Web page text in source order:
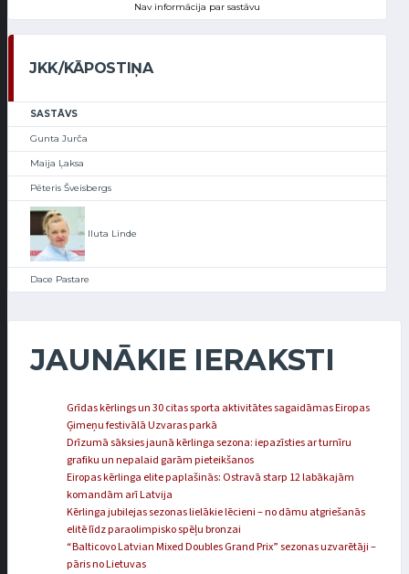
Nav informācija par sastāvu
JKK/KĀPOSTIŅA
SASTĀVS
Gunta Jurča
Maija Ļaksa
Pēteris Šveisbergs
Iluta Linde
Dace Pastare
JAUNĀKIE IERAKSTI
Grīdas kērlings un 30 citas sporta aktivitātes sagaidāmas Eiropas
Ģimeņu festivālā Uzvaras parkā
Drīzumā sāksies jaunā kērlinga sezona: iepazīsties ar turnīru
grafiku un nepalaid garām pieteikšanos
Eiropas kērlinga elite paplašinās: Ostravā starp 12 labākajām
komandām arī Latvija
Kērlinga jubilejas sezonas lielākie lēcieni – no dāmu atgriešanās
elitē līdz paraolimpisko spēļu bronzai
“Balticovo Latvian Mixed Doubles Grand Prix” sezonas uzvarētāji –
pāris no Lietuvas